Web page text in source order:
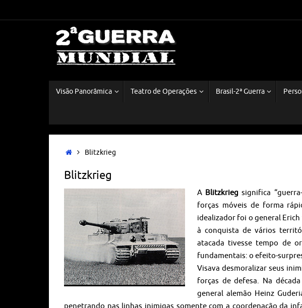
Visão Panorâmica Teatro de Operações Brasil-2ª Guerra
Blitzkrieg
Blitzkrieg
A Blitzkriegsignifica
forças móveis de forma
idealizador foi o general
à conquista de vários
atacada tivesse tempo de
fundamentais: o efeito-
Visava desmoralizar seus
forças de defesa. Na
general alemão Heinz